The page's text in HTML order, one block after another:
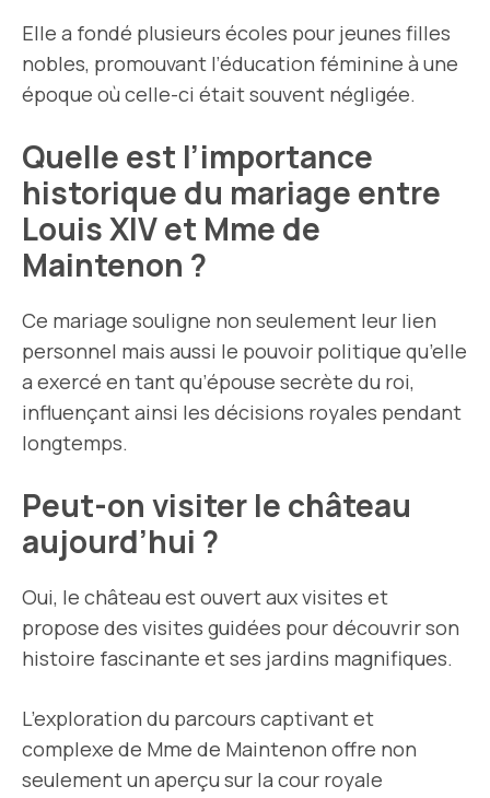
Elle a fondé plusieurs écoles pour jeunes filles
nobles, promouvant l’éducation féminine à une
époque où celle-ci était souvent négligée.
Quelle est l’importance
historique du mariage entre
Louis XIV et Mme de
Maintenon ?
Ce mariage souligne non seulement leur lien
personnel mais aussi le pouvoir politique qu’elle
a exercé en tant qu’épouse secrète du roi,
influençant ainsi les décisions royales pendant
longtemps.
Peut-on visiter le château
aujourd’hui ?
Oui, le château est ouvert aux visites et
propose des visites guidées pour découvrir son
histoire fascinante et ses jardins magnifiques.
L’exploration du parcours captivant et
complexe de Mme de Maintenon offre non
seulement un aperçu sur la cour royale